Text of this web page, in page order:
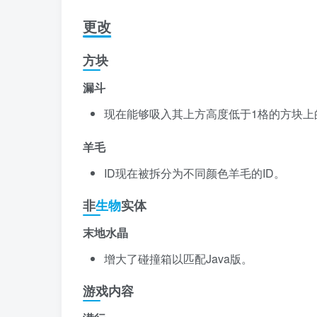
更改
方块
漏斗
现在能够吸入其上方高度低于1格的方块
羊毛
ID现在被拆分为不同颜色羊毛的ID。
非生物实体
末地水晶
增大了碰撞箱以匹配Java版。
游戏内容